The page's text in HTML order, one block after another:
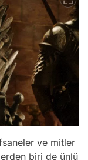
ve mitler
biri de ünlü